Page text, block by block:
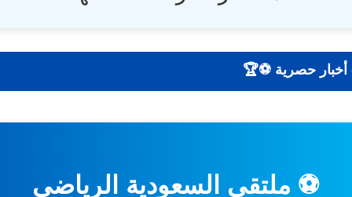
- تحليلات - أخبار حصرية ⚽🏆
⚽ ملتقى السعودية الرياضي